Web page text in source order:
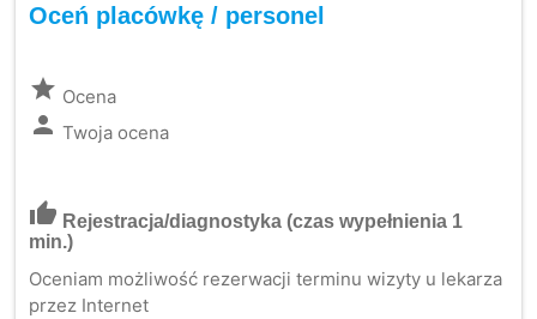
Oceń placówkę / personel
grade Ocena
person Twoja ocena
thumb_up Rejestracja/diagnostyka (czas wypełnienia 1
min.)
Oceniam możliwość rezerwacji terminu wizyty u lekarza
przez Internet